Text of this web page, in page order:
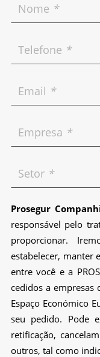
Nome *
Telefone *
Email *
Empresa *
Setor *
Prosegur
responsável pelo
proporcionar.
estabelecer, manter
entre você e a
cedidos a
Espaço Económico
seu pedido. Pode
retificação,
outros, tal como